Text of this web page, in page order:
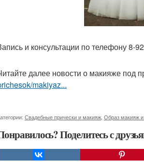
и консультации по телефону 8-
далее новости о макияже под
makiyaz...
Свадебные прически и макияж Образ макияж
Поделитесь с